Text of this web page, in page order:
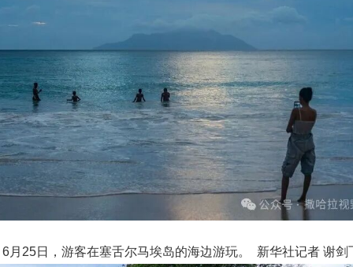
6月25日，游客在塞舌尔马埃岛的海边游玩。 新华社记者 谢剑